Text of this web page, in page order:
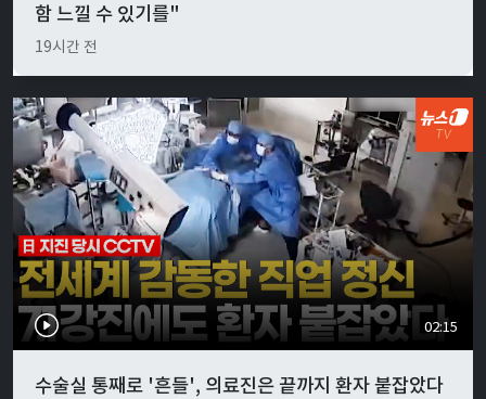
함 느낄 수 있기를"
19시간 전
02:15
수술실 통째로 '흔들', 의료진은 끝까지 환자 붙잡았다